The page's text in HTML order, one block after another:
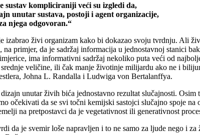
sustav kompliciraniji veći su izgledi da,
unutar sustava, postoji i agent organizacije,
njega odgovoran.“
izabrao živi organizam kako bi dokazao svoju tvrdnju. Ali
na primjer, da je sadržaj informacija u jednostavnoj stanici
ima informativni sadržaj nekoliko puta veći od
veličine, ili čak manje životinje milijardu ako ne i
Johna L. Randalla i Ludwiga von Bertalanffya.
unutar živih bića jednostavno rezultat slučajnosti.
očekivati da se svi točni kemijski sastojci slučajno spoje
na pretpostavci da je vegetativnost ili generativnost
da je svemir loše napravljen i to ne samo za ljude nego i